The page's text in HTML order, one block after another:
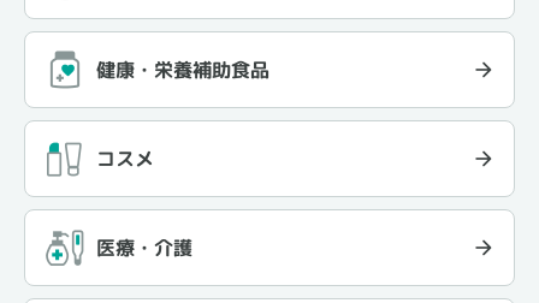
健康・栄養補助食品
コスメ
医療・介護